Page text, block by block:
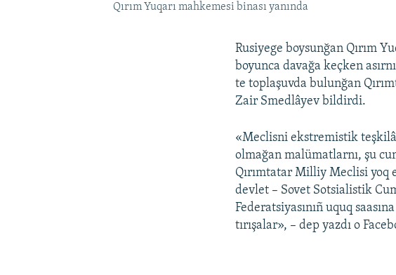
Qırım Yuqarı mahkemesi binası yanında
Rusiyege boysunğan Qırım
boyunca davağa keçken
te toplaşuvda bulunğan
Zair Smedlâyev bildirdi.
«Meclisni ekstremistik
olmağan malümatlarnı, şu
Qırımtatar Milliy Meclisi yoq
devlet – Sovet Sotsialistik
Federatsiyasınıñ uquq
tırışalar», – dep yazdı o